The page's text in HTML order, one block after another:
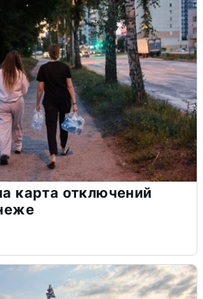
карта отключений